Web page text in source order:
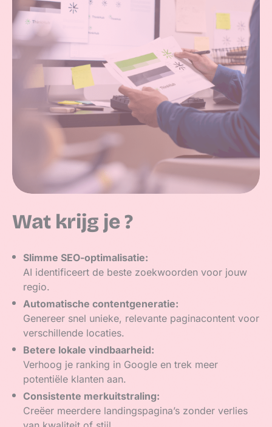
Wat krijg je ?
Slimme SEO-optimalisatie:
AI identificeert de beste zoekwoorden voor jouw
regio.
Automatische contentgeneratie:
Genereer snel unieke, relevante paginacontent voor
verschillende locaties.
Betere lokale vindbaarheid:
Verhoog je ranking in Google en trek meer
potentiële klanten aan.
Consistente merkuitstraling:
Creëer meerdere landingspagina’s zonder verlies